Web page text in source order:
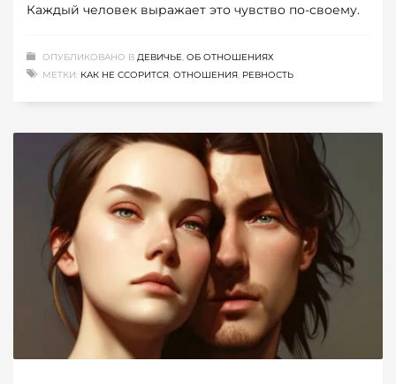
Каждый человек выражает это чувство по-своему.
ОПУБЛИКОВАНО В ДЕВИЧЬЕ, ОБ ОТНОШЕНИЯХ
МЕТКИ: КАК НЕ ССОРИТСЯ, ОТНОШЕНИЯ, РЕВНОСТЬ